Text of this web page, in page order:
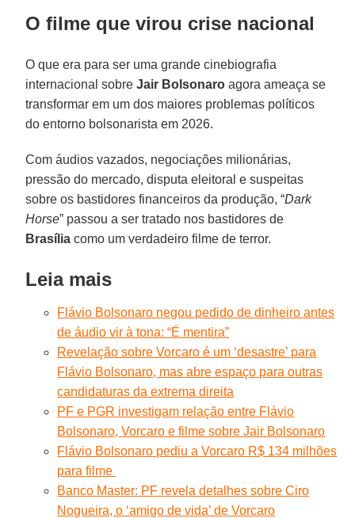
O filme que virou crise nacional
O que era para ser uma grande cinebiografia
internacional sobreJair Bolsonaro agora ameaça se
transformar em um dos maiores problemas políticos
do entorno bolsonarista em 2026.
Com áudios vazados, negociações milionárias,
pressão do mercado, disputa eleitoral e suspeitas
sobre os bastidores financeiros da produção, “Dark
Horse” passou a ser tratado nos bastidores de
Brasília como um verdadeiro filme de terror.
Leia mais
Flávio Bolsonaro negou pedido de dinheiro antes
de áudio vir à tona: “É mentira”
Revelação sobre Vorcaro é um ‘desastre’ para
Flávio Bolsonaro, mas abre espaço para outras
candidaturas da extrema direita
PF e PGR investigam relação entre Flávio
Bolsonaro, Vorcaro e filme sobre Jair Bolsonaro
Flávio Bolsonaro pediu a Vorcaro R$ 134 milhões
para filme
Banco Master: PF revela detalhes sobre Ciro
Nogueira, o ‘amigo de vida’ de Vorcaro